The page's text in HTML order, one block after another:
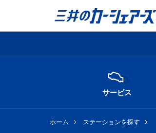
サービス
ホーム ステーションを探す